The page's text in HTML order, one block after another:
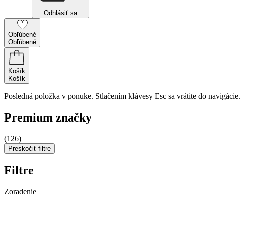
Odhlásiť sa
Obľúbené
Obľúbené
Košík
Košík
Posledná položka v ponuke. Stlačením klávesy Esc sa vrátite do navigácie.
Premium značky
(126)
Preskočiť filtre
Filtre
Zoradenie